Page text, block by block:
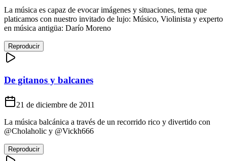
La música es capaz de evocar imágenes y situaciones, tema que
platicamos con nuestro invitado de lujo: Músico, Violinista y experto
en música antigüa: Darío Moreno
Reproducir
De gitanos y balcanes
21 de diciembre de 2011
La música balcánica a través de un recorrido rico y divertido con
@Cholaholic y @Vickh666
Reproducir